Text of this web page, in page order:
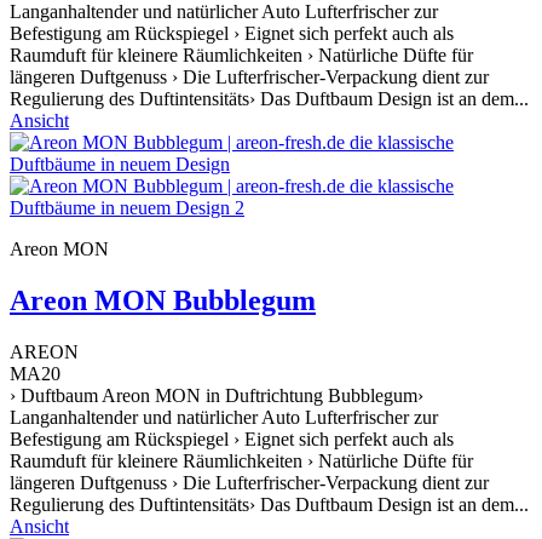
Langanhaltender und natürlicher Auto Lufterfrischer zur
Befestigung am Rückspiegel › Eignet sich perfekt auch als
Raumduft für kleinere Räumlichkeiten › Natürliche Düfte für
längeren Duftgenuss › Die Lufterfrischer-Verpackung dient zur
Regulierung des Duftintensitäts› Das Duftbaum Design ist an dem...
Ansicht
Areon MON
Areon MON Bubblegum
AREON
MA20
› Duftbaum Areon MON in Duftrichtung Bubblegum›
Langanhaltender und natürlicher Auto Lufterfrischer zur
Befestigung am Rückspiegel › Eignet sich perfekt auch als
Raumduft für kleinere Räumlichkeiten › Natürliche Düfte für
längeren Duftgenuss › Die Lufterfrischer-Verpackung dient zur
Regulierung des Duftintensitäts› Das Duftbaum Design ist an dem...
Ansicht